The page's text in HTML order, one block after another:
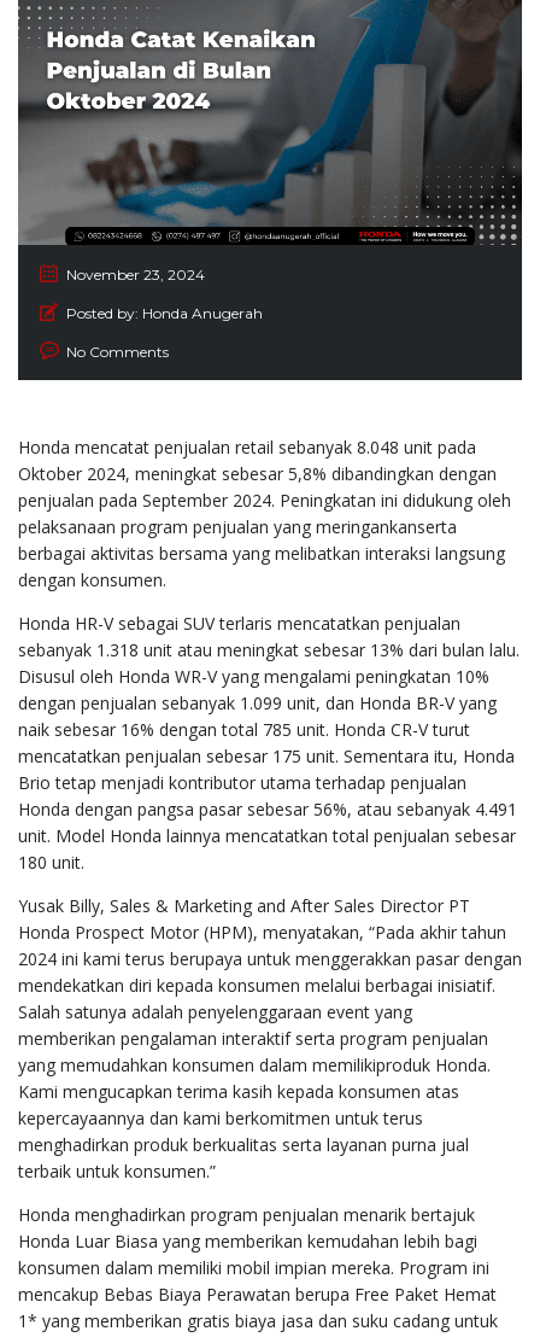
November 23, 2024
Posted by: Honda Anugerah
No Comments
Honda mencatat penjualan retail sebanyak 8.048 unit pada
Oktober 2024, meningkat sebesar 5,8% dibandingkan dengan
penjualan pada September 2024. Peningkatan ini didukung oleh
pelaksanaan program penjualan yang meringankanserta
berbagai aktivitas bersama yang melibatkan interaksi langsung
dengan konsumen.
Honda HR-V sebagai SUV terlaris mencatatkan penjualan
sebanyak 1.318 unit atau meningkat sebesar 13% dari bulan lalu.
Disusul oleh Honda WR-V yang mengalami peningkatan 10%
dengan penjualan sebanyak 1.099 unit, dan Honda BR-V yang
naik sebesar 16% dengan total 785 unit. Honda CR-V turut
mencatatkan penjualan sebesar 175 unit. Sementara itu, Honda
Brio tetap menjadi kontributor utama terhadap penjualan
Honda dengan pangsa pasar sebesar 56%, atau sebanyak 4.491
unit. Model Honda lainnya mencatatkan total penjualan sebesar
180 unit.
Yusak Billy, Sales & Marketing and After Sales Director PT
Honda Prospect Motor (HPM), menyatakan, “Pada akhir tahun
2024 ini kami terus berupaya untuk menggerakkan pasar dengan
mendekatkan diri kepada konsumen melalui berbagai inisiatif.
Salah satunya adalah penyelenggaraan event yang
memberikan pengalaman interaktif serta program penjualan
yang memudahkan konsumen dalam memilikiproduk Honda.
Kami mengucapkan terima kasih kepada konsumen atas
kepercayaannya dan kami berkomitmen untuk terus
menghadirkan produk berkualitas serta layanan purna jual
terbaik untuk konsumen.”
Honda menghadirkan program penjualan menarik bertajuk
Honda Luar Biasa yang memberikan kemudahan lebih bagi
konsumen dalam memiliki mobil impian mereka. Program ini
mencakup Bebas Biaya Perawatan berupa Free Paket Hemat
1* yang memberikan gratis biaya jasa dan suku cadang untuk